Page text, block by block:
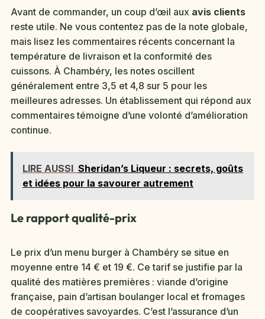
Avant de commander, un coup d’œil aux avis clients
reste utile. Ne vous contentez pas de la note globale,
mais lisez les commentaires récents concernant la
température de livraison et la conformité des
cuissons. À Chambéry, les notes oscillent
généralement entre 3,5 et 4,8 sur 5 pour les
meilleures adresses. Un établissement qui répond aux
commentaires témoigne d’une volonté d’amélioration
continue.
LIRE AUSSI Sheridan’s Liqueur : secrets, goûts
et idées pour la savourer autrement
Le rapport qualité-prix
Le prix d’un menu burger à Chambéry se situe en
moyenne entre 14 € et 19 €. Ce tarif se justifie par la
qualité des matières premières : viande d’origine
française, pain d’artisan boulanger local et fromages
de coopératives savoyardes. C’est l’assurance d’un